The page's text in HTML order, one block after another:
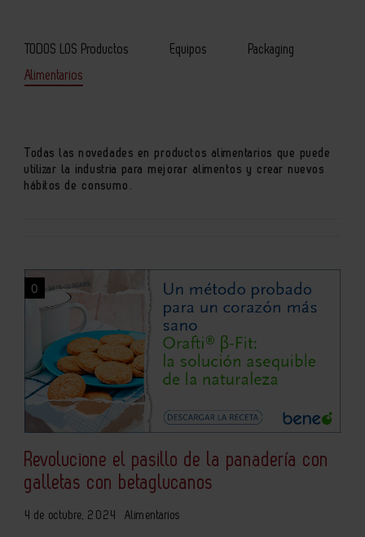
TODOS LOS Productos Equipos
Packaging
Alimentarios
Todas las novedades en productos alimentarios que puede
utilizar la industria para mejorar alimentos y crear nuevos
hábitos de consumo.
0
Revolucione el pasillo de la panadería con
galletas con betaglucanos
4 de octubre, 2024 Alimentarios